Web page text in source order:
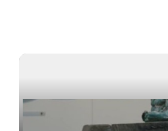
Westküstenkultur